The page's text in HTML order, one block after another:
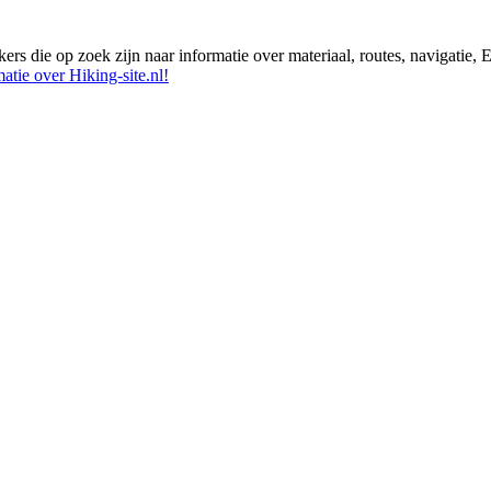
die op zoek zijn naar informatie over materiaal, routes,
over Hiking-site.nl!